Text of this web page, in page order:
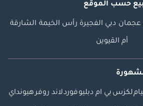
حسب الموقع
عجمان دبي الفجيرة رأس الخيمة الشارقة
أم القيوين
لكزس بي ام دبليوفوردلاند روفرهيونداي